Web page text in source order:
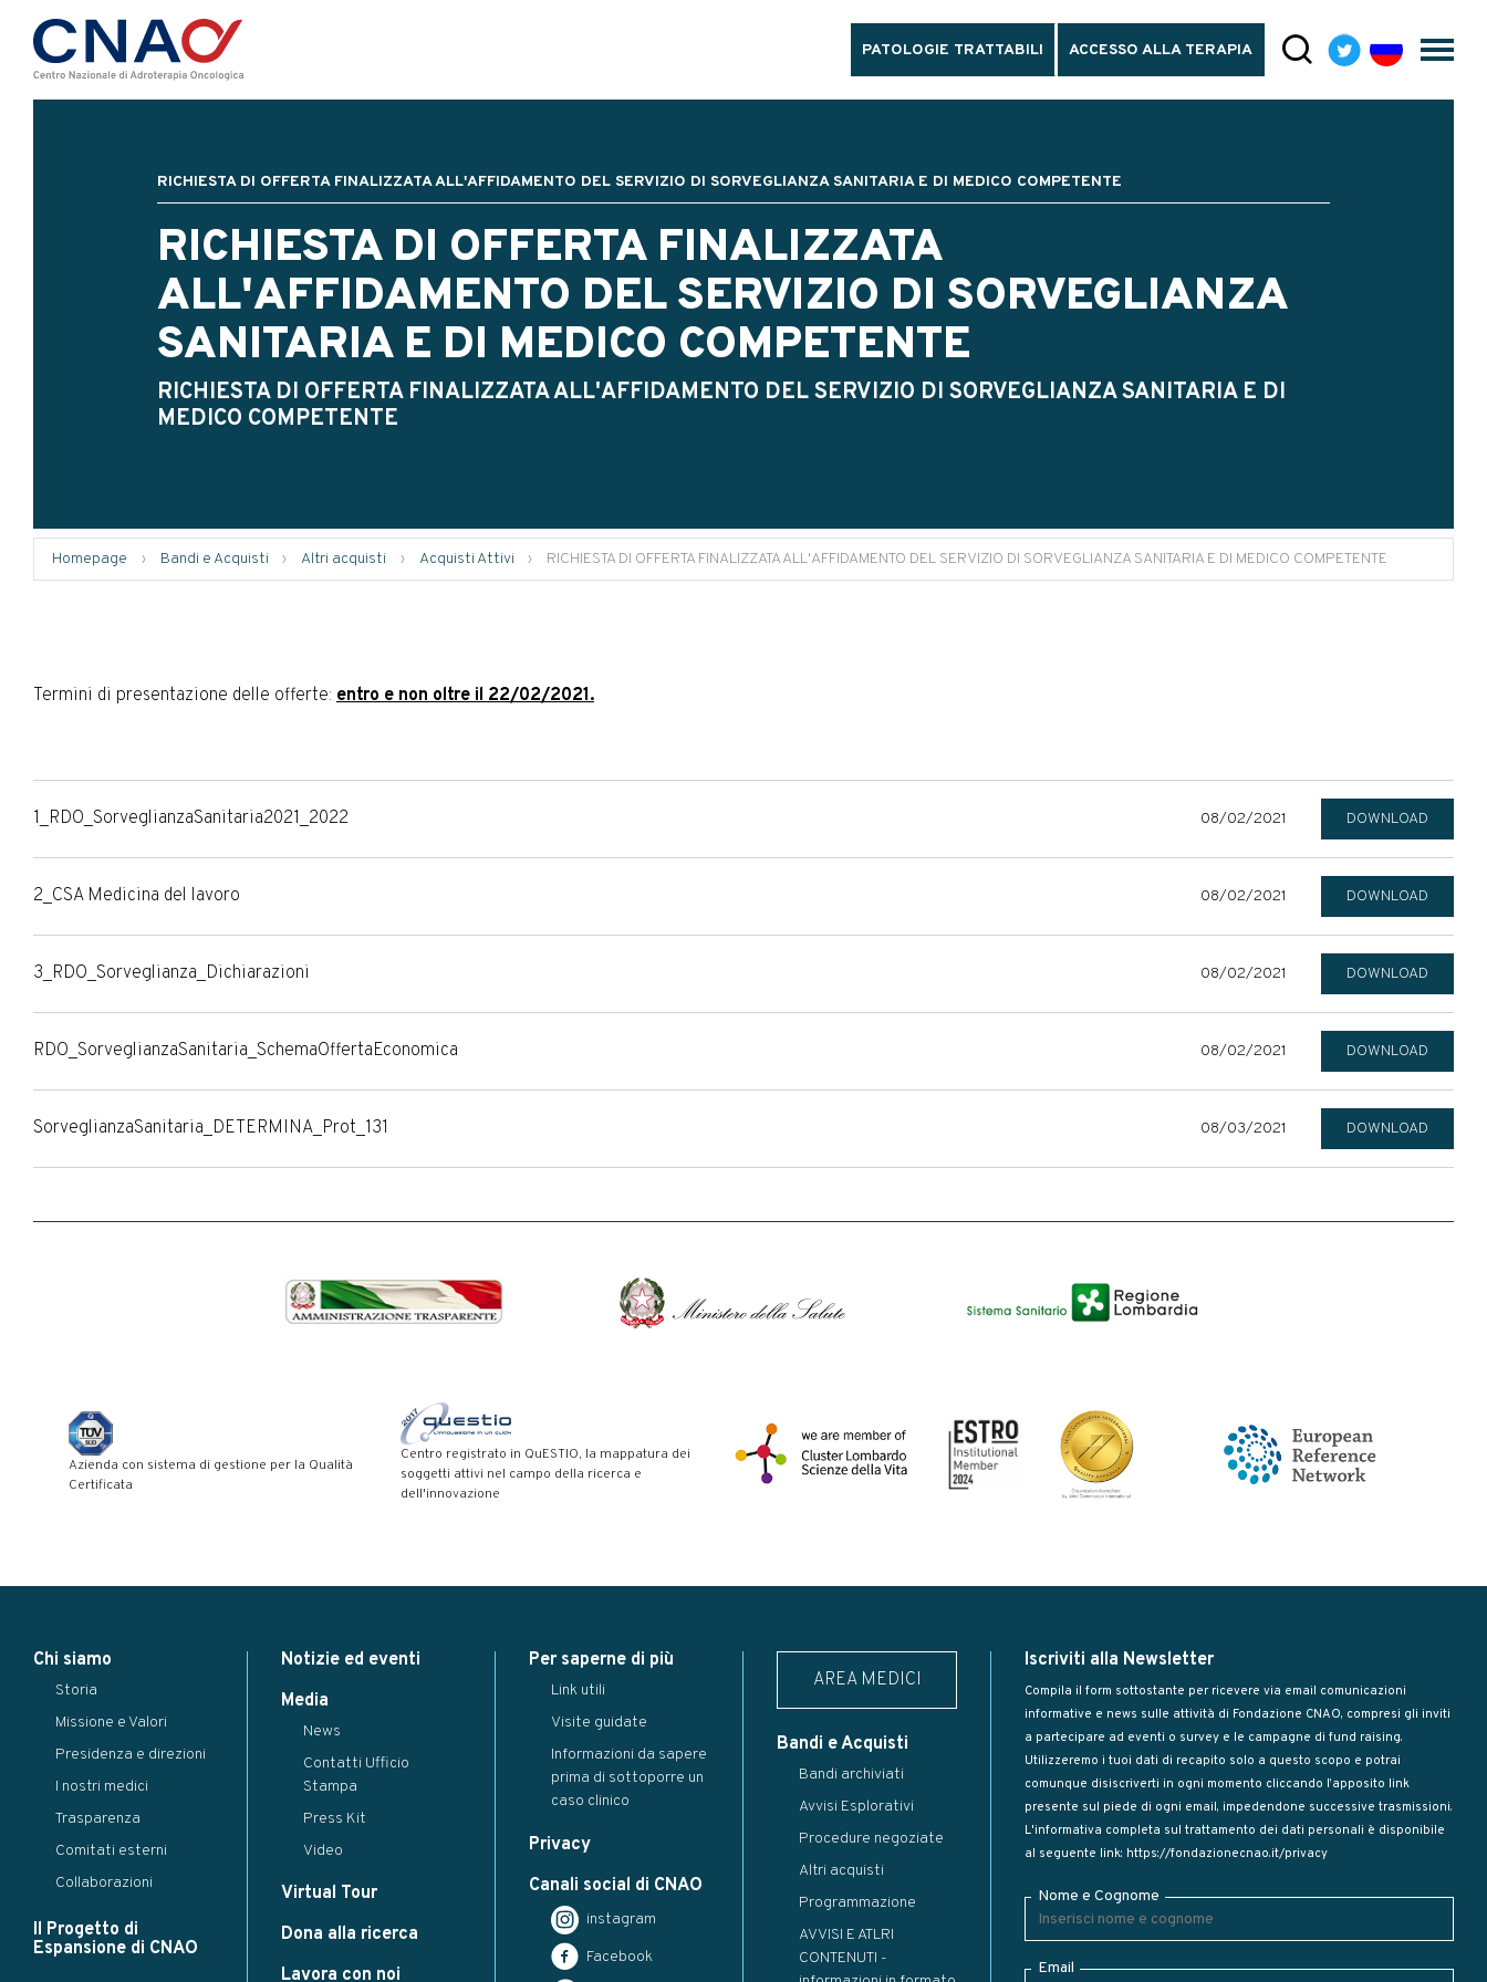
PATOLOGIE TRATTABILI ACCESSO ALLA TERAPIA
RICHIESTA DI OFFERTA FINALIZZATA ALL'AFFIDAMENTO DEL SERVIZIO DI SORVEGLIANZA SANITARIA E DI MEDICO COMPETENTE
RICHIESTA DI OFFERTA FINALIZZATA
ALL'AFFIDAMENTO DEL SERVIZIO DI SORVEGLIANZA
SANITARIA E DI MEDICO COMPETENTE
RICHIESTA DI OFFERTA FINALIZZATA ALL'AFFIDAMENTO DEL SERVIZIO DI SORVEGLIANZA SANITARIA E DI
MEDICO COMPETENTE
Homepage › Bandi e Acquisti › Altri acquisti › Acquisti Attivi › RICHIESTA DI OFFERTA FINALIZZATA ALL'AFFIDAMENTO DEL SERVIZIO DI SORVEGLIANZA SANITARIA E DI MEDICO COMPETENTE
Termini di presentazione delle offerte: entro e non oltre il 22/02/2021.
1_RDO_SorveglianzaSanitaria2021_2022 08/02/2021 DOWNLOAD
2_CSA Medicina del lavoro 08/02/2021 DOWNLOAD
3_RDO_Sorveglianza_Dichiarazioni 08/02/2021 DOWNLOAD
RDO_SorveglianzaSanitaria_SchemaOffertaEconomica 08/02/2021 DOWNLOAD
SorveglianzaSanitaria_DETERMINA_Prot_131 08/03/2021 DOWNLOAD
Azienda con sistema di gestione per la Qualità
Certificata
Centro registrato in QuESTIO, la mappatura dei
soggetti attivi nel campo della ricerca e
dell'innovazione
Chi siamo
Storia
Missione e Valori
Presidenza e direzioni
I nostri medici
Trasparenza
Comitati esterni
Collaborazioni
Il Progetto di
Espansione di CNAO
Notizie ed eventi
Media
News
Contatti Ufficio
Stampa
Press Kit
Video
Virtual Tour
Dona alla ricerca
Lavora con noi
Per saperne di più
Link utili
Visite guidate
Informazioni da sapere
prima di sottoporre un
caso clinico
Privacy
Canali social di CNAO
instagram
Facebook
AREA MEDICI
Bandi e Acquisti
Bandi archiviati
Avvisi Esplorativi
Procedure negoziate
Altri acquisti
Programmazione
AVVISI E ATLRI
CONTENUTI -
Iscriviti alla Newsletter
Compila il form sottostante per ricevere via email comunicazioni
informative e news sulle attività di Fondazione CNAO, compresi gli inviti
a partecipare ad eventi o survey e le campagne di fund raising.
Utilizzeremo i tuoi dati di recapito solo a questo scopo e potrai
comunque disiscriverti in ogni momento cliccando l’apposito link
presente sul piede di ogni email, impedendone successive trasmissioni.
L'informativa completa sul trattamento dei dati personali è disponibile
al seguente link: https://fondazionecnao.it/privacy
Nome e Cognome
Email
Save changes